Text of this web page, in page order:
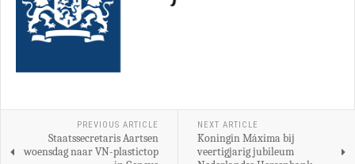
PREVIOUS ARTICLE
Staatssecretaris Aartsen
woensdag naar VN-plastictop
NEXT ARTICLE
Koningin Máxima bij
veertigjarig jubileum